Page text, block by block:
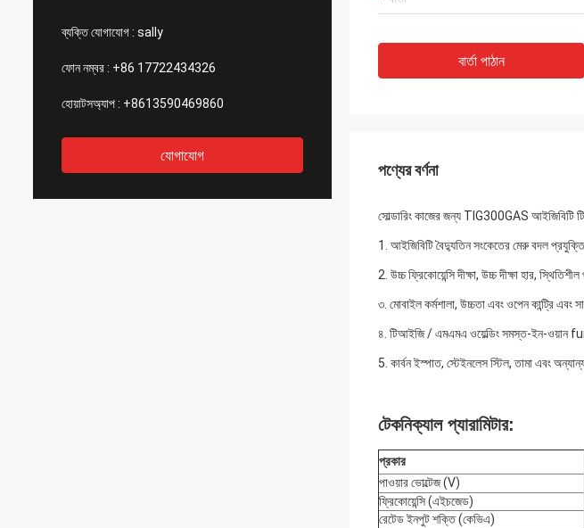
ব্যক্তি যোগাযোগ : sally
ফোন নম্বর : +86 17722434326
হোয়াটসঅ্যাপ : +8613590469860
যোগাযোগ
বার্তা পাঠান
পণ্যের বর্ণনা
সোল্ডারিং কাজের জন্য TIG300GAS আইজিবিটি
1. আইজিবিটি বৈদ্যুতিন সংকেতের মেরু বদল
2. উচ্চ ফ্রিকোয়েন্সি দীক্ষা, উচ্চ দীক্ষা হার,
৩. মোবাইল কর্মশালা, উচ্চতা এবং ওপেন কান্ট্রি
৪. টিআইজি / এমএমএ ওয়েল্ডিং সমস্ত-ইন-ওয়ান
5. কার্বন ইস্পাত, স্টেইনলেস স্টিল, তামা এবং
টেকনিক্যাল প্যারামিটার:
প্রকার
পাওয়ার ভোল্টেজ (V)
ফ্রিকোয়েন্সি (এইচজেড)
রেটেড ইনপুট শক্তি (কেভিএ)